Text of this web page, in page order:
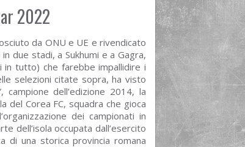
2022
da ONU e UE e rivendicato
due stadi, a Sukhumi e a Gagra,
tutto) che farebbe impallidire i
selezioni citate sopra, ha visto
dell’edizione 2014, la
del Corea FC, squadra che gioca
dei campionati in
dell’isola occupata dall’esercito
di una storica provincia romana